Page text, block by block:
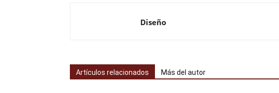
Diseño
Artículos relacionados Más del autor